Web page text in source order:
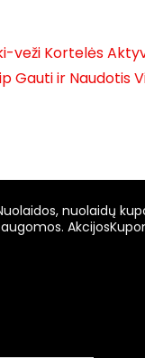
veži Kortelės
Gauti ir Naudotis
nuolaidų